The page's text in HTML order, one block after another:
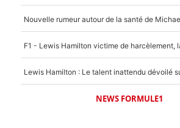
NEWS FORMULE1